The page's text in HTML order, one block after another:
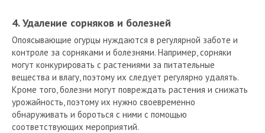
4. Удаление сорняков и болезней
Опоясывающие огурцы нуждаются в регулярной заботе и
контроле за сорняками и болезнями. Например, сорняки
могут конкурировать с растениями за питательные
вещества и влагу, поэтому их следует регулярно удалять.
Кроме того, болезни могут повреждать растения и снижать
урожайность, поэтому их нужно своевременно
обнаруживать и бороться с ними с помощью
соответствующих мероприятий.